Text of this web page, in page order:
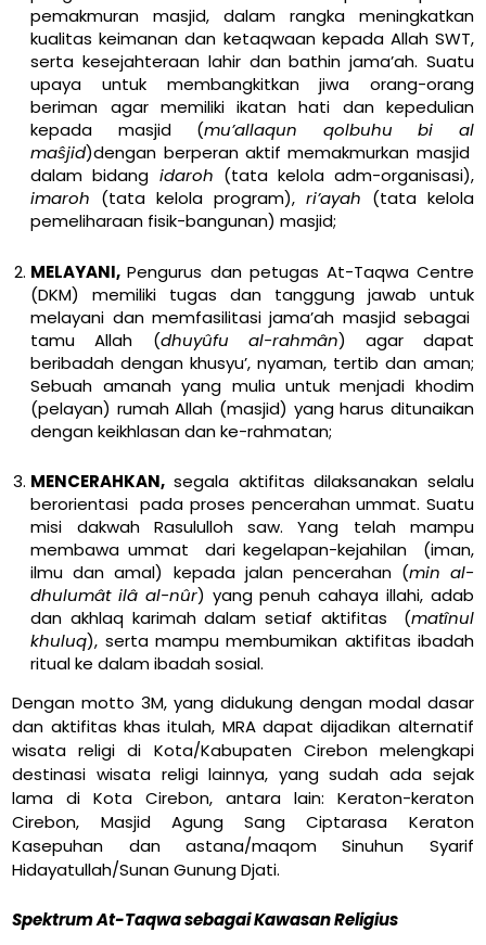
pemakmuran masjid, dalam rangka meningkatkan
kualitas keimanan dan ketaqwaan kepada Allah SWT,
serta kesejahteraan lahir dan bathin jama’ah. Suatu
upaya untuk membangkitkan jiwa orang-orang
beriman agar memiliki ikatan hati dan kepedulian
kepada masjid (mu’allaqun qolbuhu bi al
masjid)dengan berperan aktif memakmurkan masjid
dalam bidang idaroh (tata kelola adm-organisasi),
imaroh (tata kelola program), ri’ayah (tata kelola
pemeliharaan fisik-bangunan) masjid;
MELAYANI,Pengurus dan petugas At-Taqwa Centre
(DKM) memiliki tugas dan tanggung jawab untuk
melayani dan memfasilitasi jama’ah masjid sebagai
tamu Allah (dhuyûfu al-rahmân) agar dapat
beribadah dengan khusyu’, nyaman, tertib dan aman;
Sebuah amanah yang mulia untuk menjadi khodim
(pelayan) rumah Allah (masjid) yang harus ditunaikan
dengan keikhlasan dan ke-rahmatan;
MENCERAHKAN, segala aktifitas dilaksanakan selalu
berorientasi pada proses pencerahan ummat. Suatu
misi dakwah Rasululloh saw. Yang telah mampu
membawa ummat dari kegelapan-kejahilan (iman,
ilmu dan amal) kepada jalan pencerahan (min al-
dhulumât ilâ al-nûr) yang penuh cahaya illahi, adab
dan akhlaq karimah dalam setiaf aktifitas (matînul
khuluq), serta mampu membumikan aktifitas ibadah
ritual ke dalam ibadah sosial.
Dengan motto 3M, yang didukung dengan modal dasar
dan aktifitas khas itulah, MRA dapat dijadikan alternatif
wisata religi di Kota/Kabupaten Cirebon melengkapi
destinasi wisata religi lainnya, yang sudah ada sejak
lama di Kota Cirebon, antara lain: Keraton-keraton
Cirebon, Masjid Agung Sang Ciptarasa Keraton
Kasepuhan dan astana/maqom Sinuhun Syarif
Hidayatullah/Sunan Gunung Djati.
Spektrum At-Taqwa sebagai Kawasan Religius